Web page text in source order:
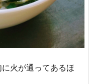
火が通ってあるほ